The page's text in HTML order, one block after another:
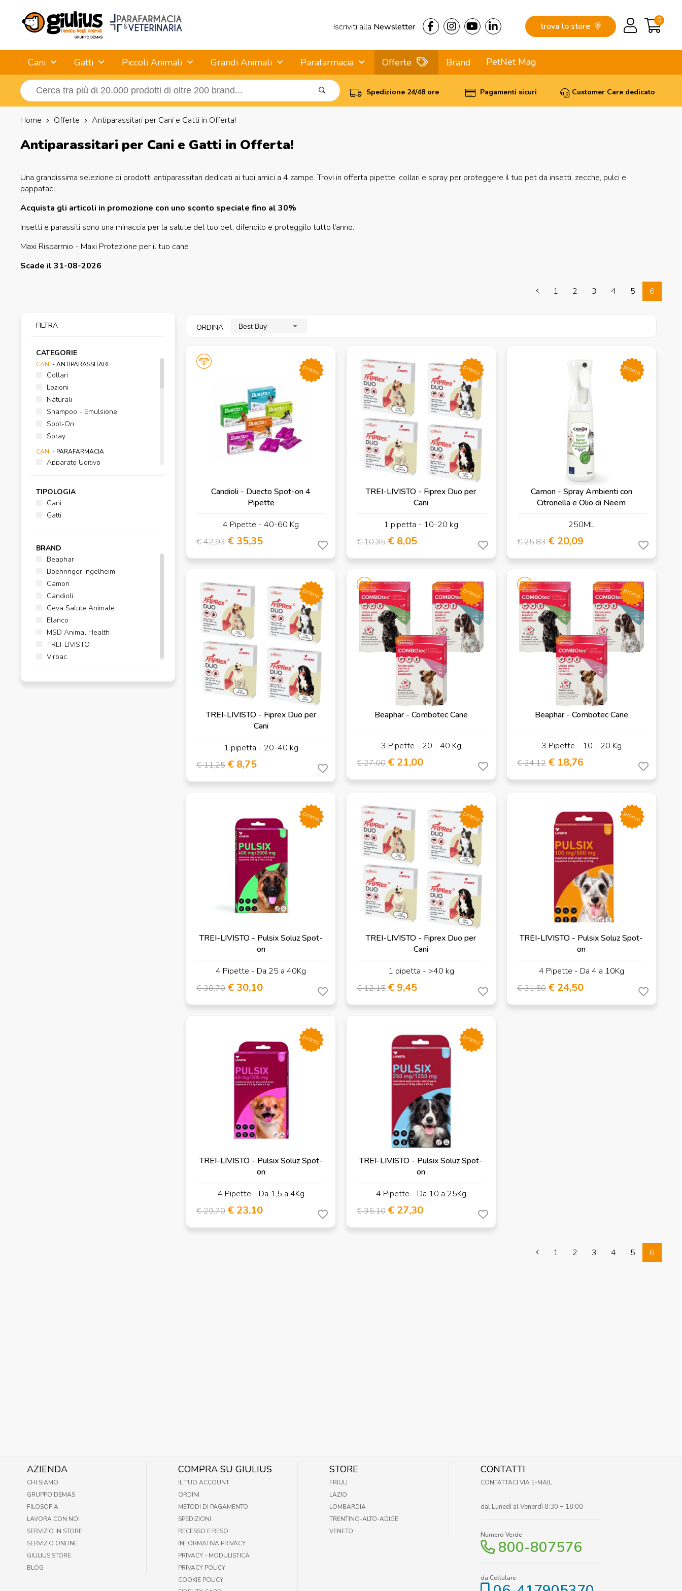
Iscriviti alla Newsletter trova lo store
0
Cani Gatti Piccoli Animali Grandi Animali Parafarmacia Offerte Brand PetNet Mag
Spedizione 24/48 ore Pagamenti sicuri Customer Care dedicato
Home Offerte Antiparassitari per Cani e Gatti in Offerta!
Antiparassitari per Cani e Gatti in Offerta!
Una grandissima selezione di prodotti antiparassitari dedicati ai tuoi amici a 4 zampe. Trovi in offerta pipette, collari e spray per proteggere il tuo pet da insetti, zecche, pulci e
pappataci.
Acquista gli articoli in promozione con uno sconto speciale fino al 30%
Insetti e parassiti sono una minaccia per la salute del tuo pet, difendilo e proteggilo tutto l'anno.
Maxi Risparmio - Maxi Protezione per il tuo cane
Scade il 31-08-2026
FILTRA
CATEGORIE
CANI - ANTIPARASSITARI
Collari
Lozioni
Naturali
Shampoo - Emulsione
Spot-On
Spray
CANI - PARAFARMACIA
Apparato Uditivo
CANI- CURA E IGIENE
Salviette e Guanti
GATTI- ANTIPARASSITARI
Lozioni
Naturali
Shampoo - Emulsione
Spot-On
Spray
GATTI
GATTI- CURA E IGIENE
REPELLENTI- FARMACI ANTIPARASSITARI,
TIPOLOGIA
Cani
Gatti
BRAND
Beaphar
Boehringer Ingelheim
Camon
Candioli
Ceva Salute Animale
Elanco
MSD Animal Health
TREI-LIVISTO
Virbac
1 2 3 4 5 6
ORDINA Best Buy
Candioli - Duecto Spot-on 4
Pipette
4 Pipette - 40-60 Kg
€ 42,93 € 35,35
promo
TREI-LIVISTO - Fiprex Duo per
Cani
1 pipetta - 10-20 kg
€ 10,35 € 8,05
promo
Camon - Spray Ambienti con
Citronella e Olio di Neem
250ML
€ 25,83 € 20,09
promo
TREI-LIVISTO - Fiprex Duo per
Cani
1 pipetta - 20-40 kg
€ 11,25 € 8,75
promo
Beaphar - Combotec Cane
3 Pipette - 20 - 40 Kg
€ 27,00 € 21,00
promo
Beaphar - Combotec Cane
3 Pipette - 10 - 20 Kg
€ 24,12 € 18,76
promo
TREI-LIVISTO - Pulsix Soluz Spot-
on
4 Pipette - Da 25 a 40Kg
€ 38,70 € 30,10
promo
TREI-LIVISTO - Fiprex Duo per
Cani
1 pipetta - >40 kg
€ 12,15 € 9,45
promo
TREI-LIVISTO - Pulsix Soluz Spot-
on
4 Pipette - Da 4 a 10Kg
€ 31,50 € 24,50
promo
TREI-LIVISTO - Pulsix Soluz Spot-
on
4 Pipette - Da 1,5 a 4Kg
€ 29,70 € 23,10
promo
TREI-LIVISTO - Pulsix Soluz Spot-
on
4 Pipette - Da 10 a 25Kg
€ 35,10 € 27,30
promo
1 2 3 4 5 6
AZIENDA
CHI SIAMO
GRUPPO DEMAS
FILOSOFIA
LAVORA CON NOI
SERVIZIO IN STORE
SERVIZIO ONLINE
GIULIUS STORE
BLOG
COMPRA SU GIULIUS
IL TUO ACCOUNT
ORDINI
METODI DI PAGAMENTO
SPEDIZIONI
RECESSO E RESO
INFORMATIVA PRIVACY
PRIVACY - MODULISTICA
PRIVACY POLICY
COOKIE POLICY
STORE
FRIULI
LAZIO
LOMBARDIA
TRENTINO-ALTO-ADIGE
VENETO
CONTATTI
CONTATTACI VIA E-MAIL
dal Lunedì al Venerdì 8:30 ÷ 18:00
Numero Verde
800-807576
da Cellulare